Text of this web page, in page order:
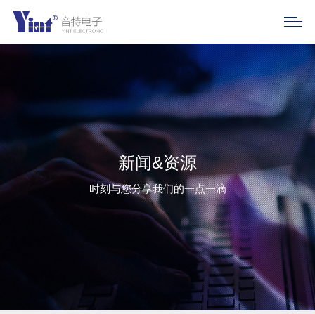
新闻&资源
时刻与您分享我们的一点一滴